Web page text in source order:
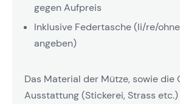
gegen Aufpreis
Inklusive Federtasche (li/re/
angeben)
Das Material der Mütze, sowie die
Ausstattung (Stickerei, Strass